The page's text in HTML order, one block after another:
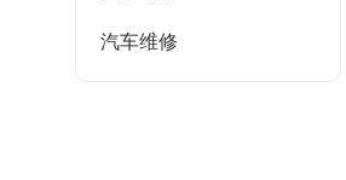
汽车维修